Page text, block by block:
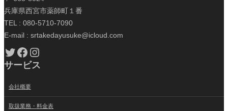
兵庫県西宮市薬師町１番
TEL : 080-5710-7090
E-mail : srtakedayusuke@icloud.com
Twitter Facebook Instagram
サービス
会社概要
取扱業務・料金表